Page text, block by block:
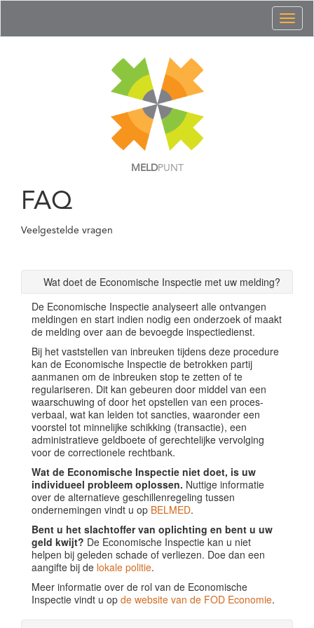
MELDPUNT
FAQ
Veelgestelde vragen
Wat doet de Economische Inspectie met uw melding?
De Economische Inspectie analyseert alle ontvangen
meldingen en start indien nodig een onderzoek of maakt
de melding over aan de bevoegde inspectiedienst.
Bij het vaststellen van inbreuken tijdens deze procedure
kan de Economische Inspectie de betrokken partij
aanmanen om de inbreuken stop te zetten of te
regulariseren. Dit kan gebeuren door middel van een
waarschuwing of door het opstellen van een proces-
verbaal, wat kan leiden tot sancties, waaronder een
voorstel tot minnelijke schikking (transactie), een
administratieve geldboete of gerechtelijke vervolging
voor de correctionele rechtbank.
Wat de Economische Inspectie niet doet, is uw
individueel probleem oplossen. Nuttige informatie
over de alternatieve geschillenregeling tussen
ondernemingen vindt u op BELMED.
Bent u het slachtoffer van oplichting en bent u uw
geld kwijt? De Economische Inspectie kan u niet
helpen bij geleden schade of verliezen. Doe dan een
aangifte bij de lokale politie.
Meer informatie over de rol van de Economische
Inspectie vindt u op de website van de FOD Economie.